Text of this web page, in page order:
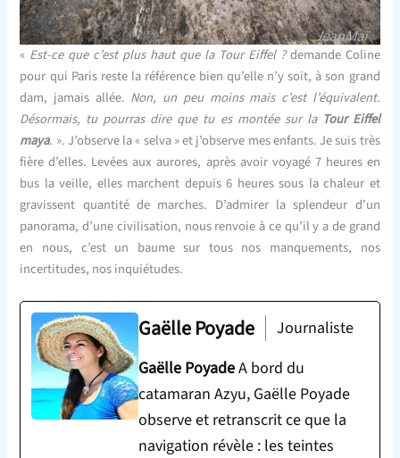
« Est-ce que c’est plus haut que la Tour Eiffel ?demande Coline
pour qui Paris reste la référence bien qu’elle n’y soit, à son grand
dam, jamais allée. Non, un peu moins mais c’est l’équivalent.
Désormais, tu pourras dire que tu es montée sur la Tour Eiffel
maya. ». J’observe la « selva » et j’observe mes enfants. Je suis très
fière d’elles. Levées aux aurores, après avoir voyagé 7 heures en
bus la veille, elles marchent depuis 6 heures sous la chaleur et
gravissent quantité de marches. D’admirer la splendeur d’un
panorama, d’une civilisation, nous renvoie à ce qu’il y a de grand
en nous, c’est un baume sur tous nos manquements, nos
incertitudes, nos inquiétudes.
Gaëlle Poyade
Journaliste
Gaëlle PoyadeA bord du
catamaran Azyu, Gaëlle Poyade
observe et retranscrit ce que la
navigation révèle : les teintes